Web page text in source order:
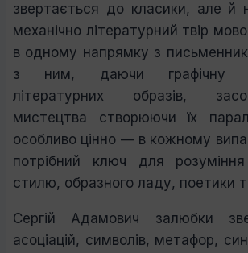
звертається до класики, але й
механіч­но літературний твір
в одному напрямку з
з ним, даючи графічну
літературних образів,
мистецтва створюючи їх
особливо цінно — в кожному
потріб­ний ключ для
стилю, образного ладу, поетики
Сергій Адамович залюбки
асоціацій, символів, мета­фор,